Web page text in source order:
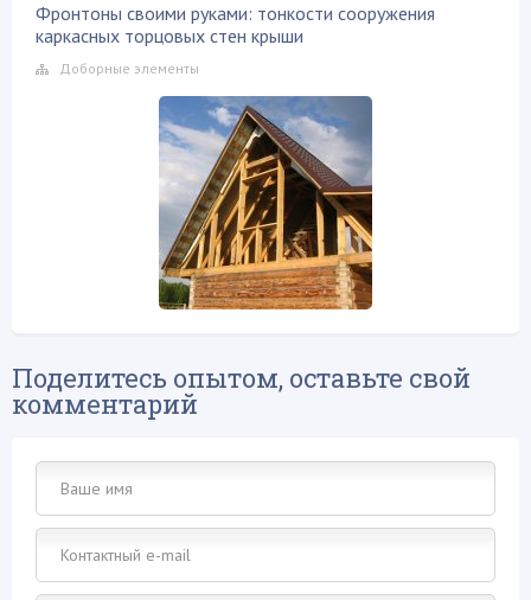
Фронтоны своими руками: тонкости сооружения
каркасных торцовых стен крыши
Доборные элементы
Поделитесь опытом, оставьте свой
комментарий